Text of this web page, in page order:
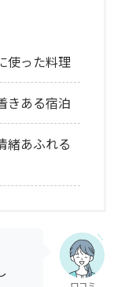
使った料理
きある宿泊
緒あふれる